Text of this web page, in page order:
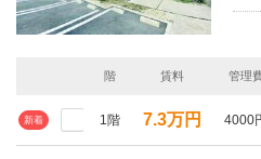
階 賃料 管理
新着 1階 7.3万円 4000